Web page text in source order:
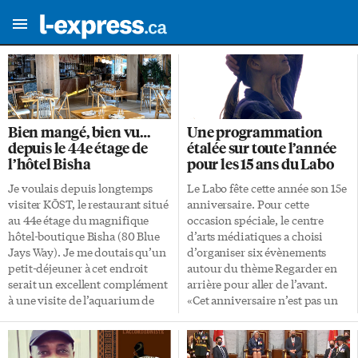
Bien mangé, bien vu…
depuis le 44e étage de
l’hôtel Bisha
Je voulais depuis longtemps
visiter KŌST, le restaurant situé
au 44e étage du magnifique
hôtel-boutique Bisha (80 Blue
Jays Way). Je me doutais qu’un
petit-déjeuner à cet endroit
serait un excellent complément
à une visite de l’aquarium de
intéresse, je propose d’ailleurs
l’aquarium de Toronto, pour
Une programmation
étalée sur toute l’année
pour les 15 ans du Labo
Le Labo fête cette année son 15e
anniversaire. Pour cette
occasion spéciale, le centre
d’arts médiatiques a choisi
d’organiser six évènements
autour du thème Regarder en
arrière pour aller de l’avant.
«Cet anniversaire n’est pas un
programmation», explique sa
directrice générale Dyana